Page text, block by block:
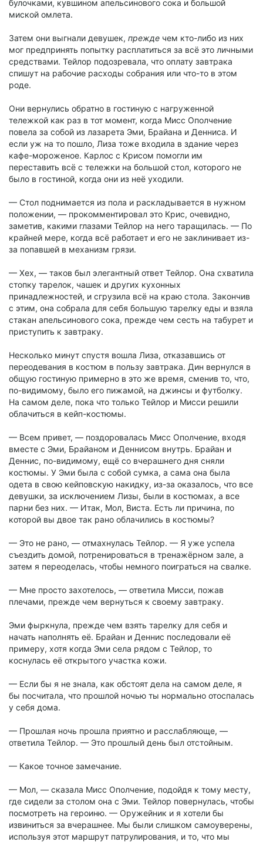
булочками, кувшином апельсинового сока и большой
миской омлета.
Затем они выгнали девушек, прежде чем кто-либо из них
мог предпринять попытку расплатиться за всё это личными
средствами. Тейлор подозревала, что оплату завтрака
спишут на рабочие расходы собрания или что-то в этом
роде.
Они вернулись обратно в гостиную с нагруженной
тележкой как раз в тот момент, когда Мисс Ополчение
повела за собой из лазарета Эми, Брайана и Денниса. И
если уж на то пошло, Лиза тоже входила в здание через
кафе-мороженое. Карлос с Крисом помогли им
переставить всё с тележки на большой стол, которого не
было в гостиной, когда они из неё уходили.
— Стол поднимается из пола и раскладывается в нужном
положении, — прокомментировал это Крис, очевидно,
заметив, какими глазами Тейлор на него таращилась. — По
крайней мере, когда всё работает и его не заклинивает из-
за попавшей в механизм грязи.
— Хех, — таков был элегантный ответ Тейлор. Она схватила
стопку тарелок, чашек и других кухонных
принадлежностей, и сгрузила всё на краю стола. Закончив
с этим, она собрала для себя большую тарелку еды и взяла
стакан апельсинового сока, прежде чем сесть на табурет и
приступить к завтраку.
Несколько минут спустя вошла Лиза, отказавшись от
переодевания в костюм в пользу завтрака. Дин вернулся в
общую гостиную примерно в это же время, сменив то, что,
по-видимому, было его пижамой, на джинсы и футболку.
На самом деле, пока что только Тейлор и Мисси решили
облачиться в кейп-костюмы.
— Всем привет, — поздоровалась Мисс Ополчение, входя
вместе с Эми, Брайаном и Деннисом внутрь. Брайан и
Деннис, по-видимому, ещё со вчерашнего дня сняли
костюмы. У Эми была с собой сумка, а сама она была
одета в свою кейповскую накидку, из-за оказалось, что все
девушки, за исключением Лизы, были в костюмах, а все
парни без них. — Итак, Мол, Виста. Есть ли причина, по
которой вы двое так рано облачились в костюмы?
— Это не рано, — отмахнулась Тейлор. — Я уже успела
съездить домой, потренироваться в тренажёрном зале, а
затем я переоделась, чтобы немного поиграться на свалке.
— Мне просто захотелось, — ответила Мисси, пожав
плечами, прежде чем вернуться к своему завтраку.
Эми фыркнула, прежде чем взять тарелку для себя и
начать наполнять её. Брайан и Деннис последовали её
примеру, хотя когда Эми села рядом с Тейлор, то
коснулась её открытого участка кожи.
— Если бы я не знала, как обстоят дела на самом деле, я
бы посчитала, что прошлой ночью ты нормально отоспалась
у себя дома.
— Прошлая ночь прошла приятно и расслабляюще, —
ответила Тейлор. — Это прошлый день был отстойным.
— Какое точное замечание.
— Мол, — сказала Мисс Ополчение, подойдя к тому месту,
где сидели за столом она с Эми. Тейлор повернулась, чтобы
посмотреть на героиню. — Оружейник и я хотели бы
извиниться за вчерашнее. Мы были слишком самоуверены,
используя этот маршрут патрулирования, и то, что мы